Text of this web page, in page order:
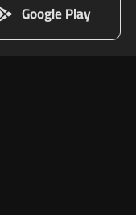
Google Play